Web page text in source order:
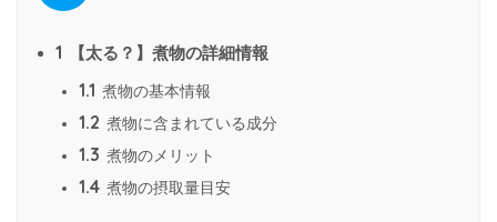
1 【太る？】煮物の詳細情報
1.1 煮物の基本情報
1.2 煮物に含まれている成分
1.3 煮物のメリット
1.4 煮物の摂取量目安